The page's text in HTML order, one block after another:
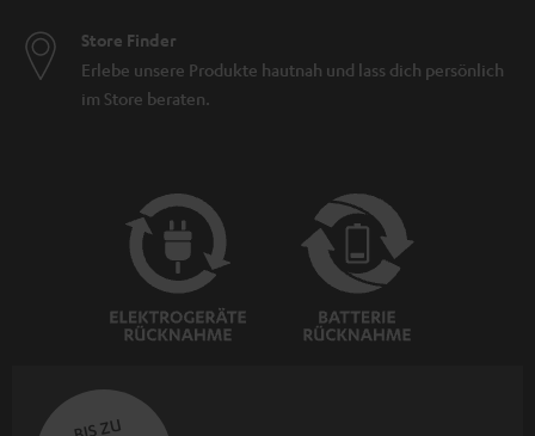
Store Finder
Erlebe unsere Produkte hautnah und lass dich persönlich
im Store beraten.
BIS ZU